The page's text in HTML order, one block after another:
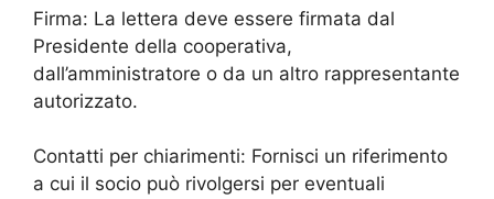
Firma: La lettera deve essere firmata dal
Presidente della cooperativa,
dall’amministratore o da un altro rappresentante
autorizzato.
Contatti per chiarimenti: Fornisci un riferimento
a cui il socio può rivolgersi per eventuali